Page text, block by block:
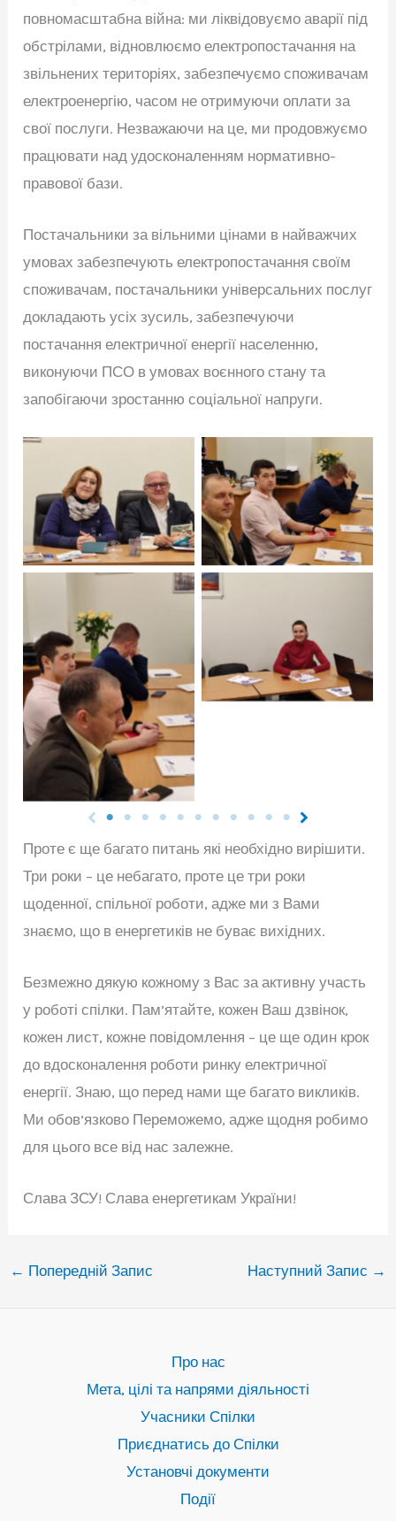
повномасштабна війна: ми ліквідовуємо аварії під
обстрілами, відновлюємо електропостачання на
звільнених територіях, забезпечуємо споживачам
електроенергію, часом не отримуючи оплати за
свої послуги. Незважаючи на це, ми продовжуємо
працювати над удосконаленням нормативно-
правової бази.
Постачальники за вільними цінами в найважчих
умовах забезпечують електропостачання своїм
споживачам, постачальники універсальних послуг
докладають усіх зусиль, забезпечуючи
постачання електричної енергії населенню,
виконуючи ПСО в умовах воєнного стану та
запобігаючи зростанню соціальної напруги.
Натисніть щоб
подивитись
Натисніть щоб
подивитись
Натисніть щоб
подивитись
Натисніть щоб
подивитись
Проте є ще багато питань які необхідно вирішити.
Три роки – це небагато, проте це три роки
щоденної, спільної роботи, адже ми з Вами
знаємо, що в енергетиків не буває вихідних.
Безмежно дякую кожному з Вас за активну участь
у роботі спілки. Пам’ятайте, кожен Ваш дзвінок,
кожен лист, кожне повідомлення – це ще один крок
до вдосконалення роботи ринку електричної
енергії. Знаю, що перед нами ще багато викликів.
Ми обов’язково Переможемо, адже щодня робимо
для цього все від нас залежне.
Слава ЗСУ! Слава енергетикам України!
← Попередній Запис Наступний Запис →
Про нас
Мета, цілі та напрями діяльності
Учасники Спілки
Приєднатись до Спілки
Установчі документи
Події